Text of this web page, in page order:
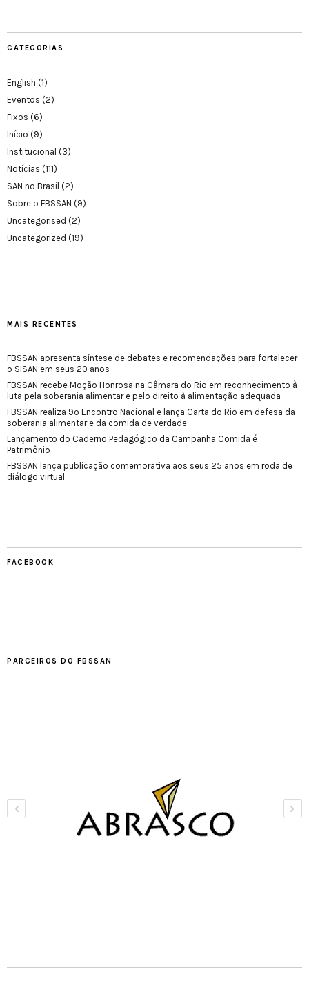
CATEGORIAS
English (1)
Eventos (2)
Fixos (6)
Início (9)
Institucional (3)
Notícias (111)
SAN no Brasil (2)
Sobre o FBSSAN (9)
Uncategorised (2)
Uncategorized (19)
MAIS RECENTES
FBSSAN apresenta síntese de debates e recomendações para fortalecer
o SISAN em seus 20 anos
FBSSAN recebe Moção Honrosa na Câmara do Rio em reconhecimento à
luta pela soberania alimentar e pelo direito à alimentação adequada
FBSSAN realiza 9º Encontro Nacional e lança Carta do Rio em defesa da
soberania alimentar e da comida de verdade
Lançamento do Caderno Pedagógico da Campanha Comida é
Patrimônio
FBSSAN lança publicação comemorativa aos seus 25 anos em roda de
diálogo virtual
FACEBOOK
PARCEIROS DO FBSSAN